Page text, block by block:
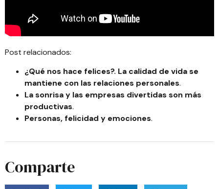
Post relacionados:
¿Qué nos hace felices?. La calidad de vida se
mantiene con las relaciones personales.
La sonrisa y las empresas divertidas son más
productivas.
Personas, felicidad y emociones.
Comparte